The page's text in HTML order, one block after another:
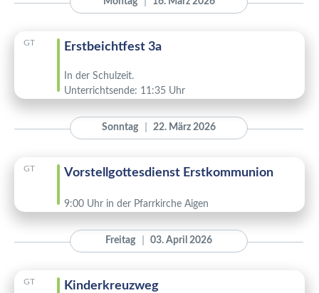
GT Erstbeichtfest 3a
In der Schulzeit.
Unterrichtsende: 11:35 Uhr
Sonntag 22. März 2026
GT Vorstellgottesdienst Erstkommunion
9:00 Uhr in der Pfarrkirche Aigen
Freitag 03. April 2026
GT Kinderkreuzweg